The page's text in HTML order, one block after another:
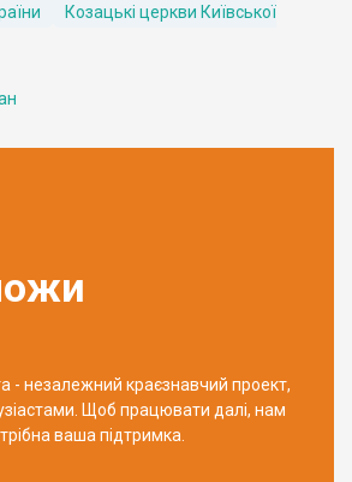
Козацькі церкви Київської
- незалежний краєзнавчий проект,
Щоб працювати далі, нам
ваша підтримка.